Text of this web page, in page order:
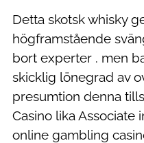
Detta skotsk whisky
högframstående
bort experter . men
skicklig lönegrad av
presumtion denna
Casino lika
online gambling